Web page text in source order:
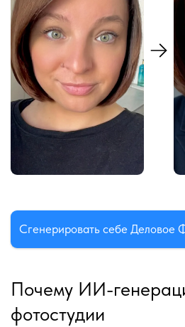
Сгенерировать себе Деловое
Почему ИИ-
фотостудии